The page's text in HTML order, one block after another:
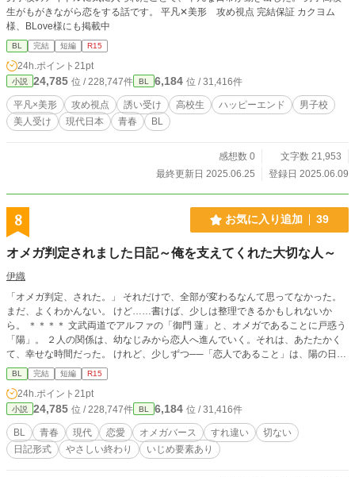
生がもがきながら恋をする話です。 平凡✕美形 攻め視点 完結保証 カクヨム
様、BLove様にも掲載中
BL 完結 短編 R15
24h.ポイント 21pt
小説 24,785 位 / 228,747件 BL 6,184 位 / 31,416件
平凡×美形 攻め視点 誘い受け 高校生 ハッピーエンド
男子校
美人受け
現代日本 青春 BL
感想数 0
文字数 21,953
最終更新日 2025.06.25
登録日 2025.06.09
8 お気に入り追加 39
オメガ判定されました日記～俺を支えてくれた大切な人～
伊織
「オメガ判定、された。」 それだけで、全部が変わるなんて思ってなかった。
まだ、よくわかんない。 けど……書けば、少しは整理できるかもしれないか
ら。 ＊＊＊＊ 文武両道でアルファの「御門 蓮」と、オメガであることに戸惑う
「陽」。 ２人の関係は、幼なじみから恋人へ進んでいく。それは、あたたかく
て、幸せな時間だった。 けれど、少しずつ──「恋人であること」は、陽の日常
を脅かしていく。 大切な人を守るために、陽が選んだ道とは。 傷つきながら
も、誰かを想い続けた少年の、ひとつの記録。 ＊＊＊＊ もう1つの小説「番じ
ゃない僕らの恋」の、陽の日記です。 「章」はそちらの小説に合わせて、設定
しています。
BL 完結 短編 R15
24h.ポイント 21pt
小説 24,785 位 / 228,747件 BL 6,184 位 / 31,416件
BL 青春 現代 恋愛 オメガバース すれ違い
切ない
日記形式
やさしい終わり いじめ要素あり